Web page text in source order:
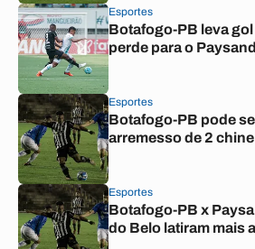
Esportes
Botafogo-PB leva
perde para o
Esportes
Botafogo-PB pode
arremesso de 2
Esportes
Botafogo-PB x
do Belo latiram mais